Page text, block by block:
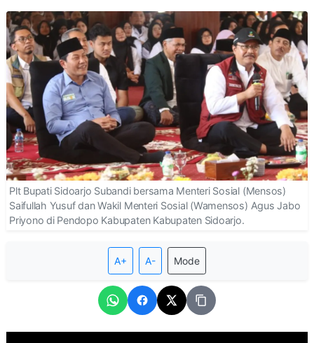
Plt Bupati Sidoarjo Subandi bersama Menteri Sosial (Mensos)
Saifullah Yusuf dan Wakil Menteri Sosial (Wamensos) Agus Jabo
Priyono di Pendopo Kabupaten Kabupaten Sidoarjo.
A+ A- Mode